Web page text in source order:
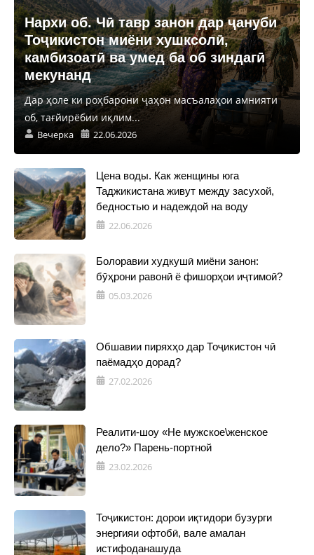
Нархи об. Чӣ тавр занон дар ҷануби
Тоҷикистон миёни хушксолӣ,
камбизоатӣ ва умед ба об зиндагӣ
мекунанд
Дар ҳоле ки роҳбарони ҷаҳон масъалаҳои амнияти
об, тағйирёбии иқлим...
Вечерка 22.06.2026
Цена воды. Как женщины юга
Таджикистана живут между засухой,
бедностью и надеждой на воду
22.06.2026
Болоравии худкушӣ миёни занон:
бӯҳрони равонӣ ё фишорҳои иҷтимоӣ?
05.03.2026
Обшавии пиряхҳо дар Тоҷикистон чӣ
паёмадҳо дорад?
27.02.2026
Реалити-шоу «Не мужское\женское
дело?» Парень-портной
23.02.2026
Тоҷикистон: дорои иқтидори бузурги
энергияи офтобӣ, вале амалан
истифоданашуда